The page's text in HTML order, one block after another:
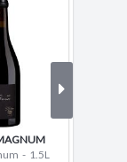
- 1.5L